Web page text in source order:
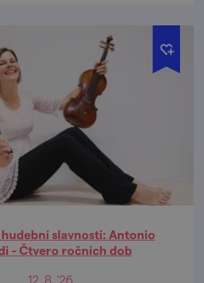
slavnosti: Antonio
- Čtvero ročních dob
12. 8. '26